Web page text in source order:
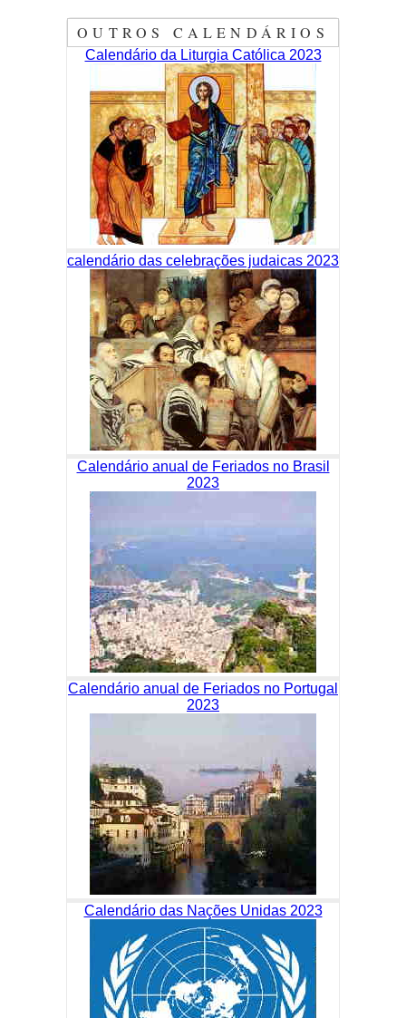
OUTROS CALENDÁRIOS
Calendário da Liturgia Católica 2023
calendário das celebrações judaicas 2023
Calendário anual de Feriados no Brasil
2023
Calendário anual de Feriados no Portugal
2023
Calendário das Nações Unidas 2023